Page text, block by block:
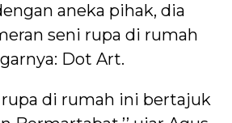
aneka pihak, dia
seni rupa di rumah
Dot Art.
rupa di rumah ini bertajuk